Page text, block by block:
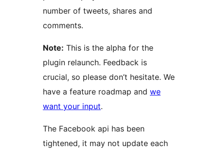
number of tweets, shares and
comments.
Note: This is the alpha for the
plugin relaunch. Feedback is
crucial, so please don’t hesitate. We
have a feature roadmap and we
want your input.
The Facebook api has been
tightened, it may not update each